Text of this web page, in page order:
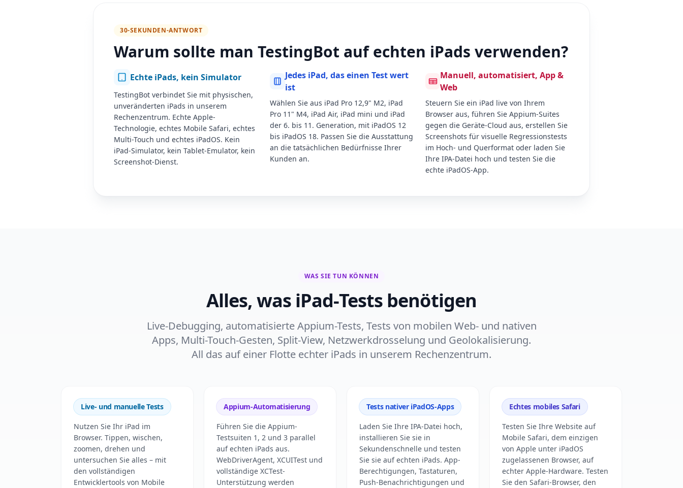
30-SEKUNDEN-ANTWORT
Warum sollte man TestingBot auf echten iPads verwenden?
Echte iPads, kein Simulator
TestingBot verbindet Sie mit physischen,
unveränderten iPads in unserem
Rechenzentrum. Echte Apple-
Technologie, echtes Mobile Safari, echtes
Multi-Touch und echtes iPadOS. Kein
iPad-Simulator, kein Tablet-Emulator, kein
Screenshot-Dienst.
Jedes iPad, das einen Test wert
ist
Wählen Sie aus iPad Pro 12,9" M2, iPad
Pro 11" M4, iPad Air, iPad mini und iPad
der 6. bis 11. Generation, mit iPadOS 12
bis iPadOS 18. Passen Sie die Ausstattung
an die tatsächlichen Bedürfnisse Ihrer
Kunden an.
Manuell, automatisiert, App &
Web
Steuern Sie ein iPad live von Ihrem
Browser aus, führen Sie Appium-Suites
gegen die Geräte-Cloud aus, erstellen Sie
Screenshots für visuelle Regressionstests
im Hoch- und Querformat oder laden Sie
Ihre IPA-Datei hoch und testen Sie die
echte iPadOS-App.
WAS SIE TUN KÖNNEN
Alles, was iPad-Tests benötigen
Live-Debugging, automatisierte Appium-Tests, Tests von mobilen Web- und nativen
Apps, Multi-Touch-Gesten, Split-View, Netzwerkdrosselung und Geolokalisierung.
All das auf einer Flotte echter iPads in unserem Rechenzentrum.
Live- und manuelle Tests
Nutzen Sie Ihr iPad im
Browser. Tippen, wischen,
zoomen, drehen und
untersuchen Sie alles – mit
den vollständigen
Entwicklertools von Mobile
Appium-Automatisierung
Führen Sie die Appium-
Testsuiten 1, 2 und 3 parallel
auf echten iPads aus.
WebDriverAgent, XCUITest und
vollständige XCTest-
Unterstützung werden
Tests nativer iPadOS-Apps
Laden Sie Ihre IPA-Datei hoch,
installieren Sie sie in
Sekundenschnelle und testen
Sie sie auf echten iPads. App-
Berechtigungen, Tastaturen,
Push-Benachrichtigungen und
Echtes mobiles Safari
Testen Sie Ihre Website auf
Mobile Safari, dem einzigen
von Apple unter iPadOS
zugelassenen Browser, auf
echter Apple-Hardware. Testen
Sie den Safari-Browser, den